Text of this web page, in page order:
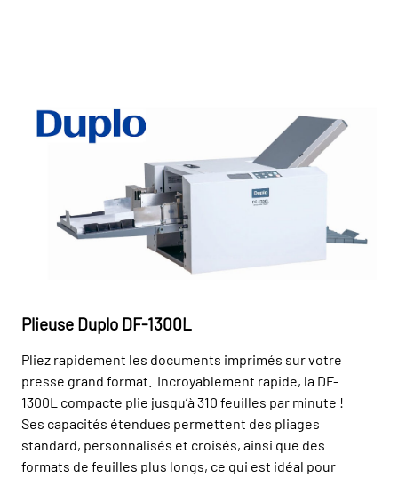
Plieuse Duplo DF-1300L
Pliez rapidement les documents imprimés sur votre
presse grand format. Incroyablement rapide, la DF-
1300L compacte plie jusqu’à 310 feuilles par minute !
Ses capacités étendues permettent des pliages
standard, personnalisés et croisés, ainsi que des
formats de feuilles plus longs, ce qui est idéal pour